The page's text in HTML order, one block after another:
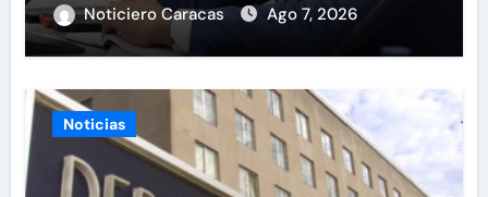
Noticiero Caracas Ago 7, 2026
Noticias